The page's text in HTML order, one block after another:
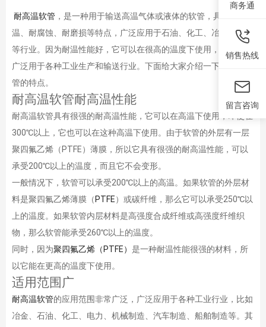
耐高温软管 ，是一种用于输送高温气体或液体的软管，具有耐高
温、耐腐蚀、耐磨损等特点，广泛应用于石油、化工、冶金、电力
等行业。因为耐温性能好，它可以在很高的温度下使用，因此它被
广泛用于各种工业生产和输送行业。下面给大家介绍一下耐高温软
管的特点。
耐高温软管耐高温性能
耐高温软管具有很强的耐高温性能，它可以在高温下使用，即使在
300℃以上，它也可以在这种高温下使用。由于软管的外层有一层
聚四氟乙烯（PTFE）薄膜，所以它具有很强的耐高温性能，可以
承受200℃以上的温度，而且它不会变形。
一般情况下，软管可以承受200℃以上的高温。如果软管的外层材
料是聚四氟乙烯薄膜（ PTFE）或碳纤维，那么它可以承受250℃以
上的温度。如果软管内层材料是高强度合成纤维或高强度纤维织
物，那么软管能承受260℃以上的温度。
同时，因为聚四氟乙烯（PTFE） 是一种耐温性能很强的材料，所
以它能在更高的温度下使用。
适用范围广
耐高温软管的应用范围非常广泛，广泛应用于各种工业行业，比如
冶金、石油、化工、电力、机械制造、汽车制造、船舶制造等。其
商务通
销售热线
留言咨询